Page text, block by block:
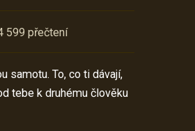
599 přečtení
samotu. To, co ti dávají,
tebe k druhému člověku